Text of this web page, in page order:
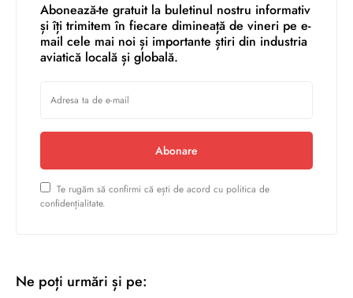
Abonează-te gratuit la buletinul nostru informativ
și îți trimitem în fiecare dimineață de vineri pe e-
mail cele mai noi și importante știri din industria
aviatică locală și globală.
Abonare
Te rugăm să confirmi că ești de acord cu politica de
confidențialitate.
Ne poți urmări și pe: